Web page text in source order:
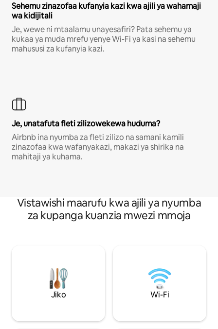
Sehemu zinazofaa kufanyia kazi kwa ajili ya wahamaji
wa kidijitali
Je, wewe ni mtaalamu unayesafiri? Pata sehemu ya
kukaa ya muda mrefu yenye Wi-Fi ya kasi na sehemu
mahususi za kufanyia kazi.
Je, unatafuta fleti zilizowekewa huduma?
Airbnb ina nyumba za fleti zilizo na samani kamili
zinazofaa kwa wafanyakazi, makazi ya shirika na
mahitaji ya kuhama.
Vistawishi maarufu kwa ajili ya nyumba
za kupanga kuanzia mwezi mmoja
Jiko Wi-Fi